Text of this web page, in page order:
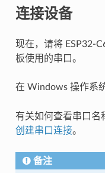
连接设备
现在，请将 ESP32-
板使用的串口。
在 Windows 操作系
有关如何查看串口名
创建串口连接。
备注